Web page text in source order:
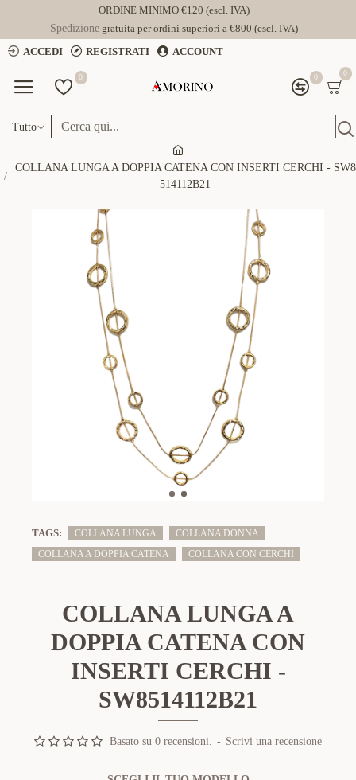
ORDINE MINIMO €120 (escl. IVA)
Spedizionegratuita per ordini superiori a €800 (escl. IVA)
ACCEDI
REGISTRATI ACCOUNT
0 0 0
Tutto
COLLANA LUNGA A DOPPIA CATENA CON INSERTI CERCHI - SW8
514112B21
TAGS: COLLANA LUNGA
COLLANA DONNA
COLLANA A DOPPIA CATENA
COLLANA CON CERCHI
COLLANA LUNGA A
DOPPIA CATENA CON
INSERTI CERCHI -
SW8514112B21
Basato su 0 recensioni. - Scrivi una recensione